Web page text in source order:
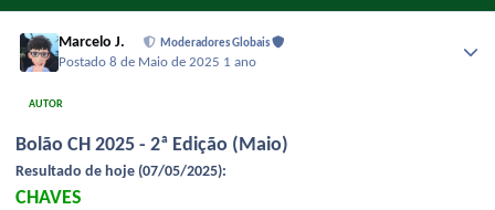
Marcelo J. Moderadores Globais
Postado8 de Maio de 2025 1 ano
AUTOR
Bolão CH 2025 - 2ª Edição (Maio)
Resultado de hoje (07/05/2025):
CHAVES